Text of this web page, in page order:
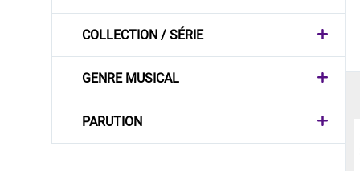
COLLECTION / SÉRIE
GENRE MUSICAL
PARUTION